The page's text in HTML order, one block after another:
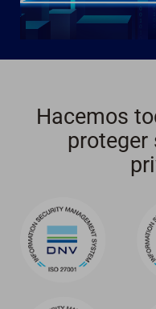
Hacemos
proteger